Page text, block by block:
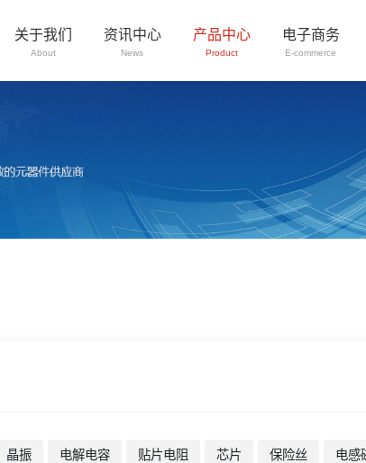
关于我们
About
资讯中心
News
产品中心
Product
电子商务
E-commerce
晶振 电解电容 贴片电阻 芯片 保险丝 电感